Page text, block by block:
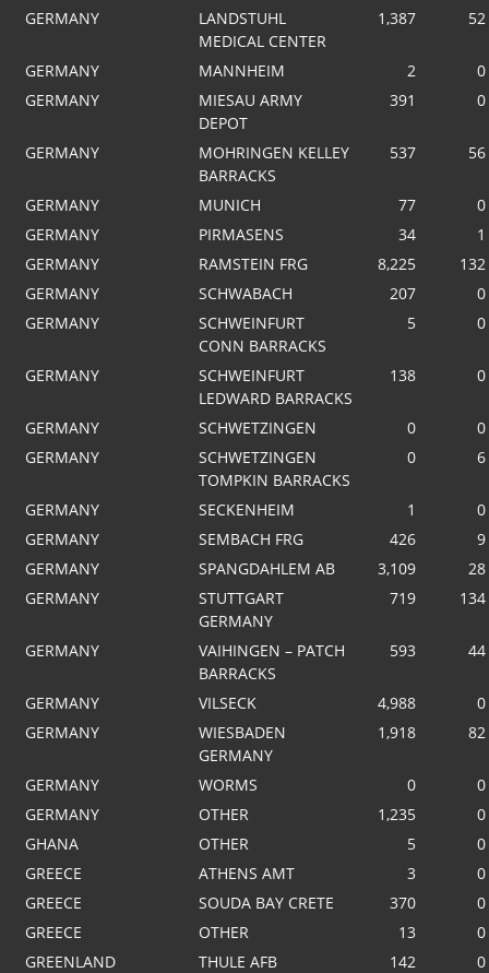
GERMANY
LANDSTUHL
MEDICAL CENTER
1,387 52
GERMANY MANNHEIM 2
0
GERMANY
MIESAU ARMY
DEPOT
391 0
GERMANY
MOHRINGEN KELLEY
BARRACKS
537 56
GERMANY MUNICH 77
0
GERMANY
PIRMASENS 34
1
GERMANY
RAMSTEIN FRG 8,225
132
GERMANY
SCHWABACH 207
0
GERMANY
SCHWEINFURT
CONN BARRACKS
5 0
GERMANY
SCHWEINFURT
LEDWARD BARRACKS
138 0
GERMANY SCHWETZINGEN 0
0
GERMANY
SCHWETZINGEN
TOMPKIN BARRACKS
0 6
GERMANY SECKENHEIM 1
0
GERMANY
SEMBACH FRG 426
9
GERMANY
SPANGDAHLEM AB 3,109
28
GERMANY
STUTTGART
GERMANY
719 134
GERMANY
VAIHINGEN – PATCH
BARRACKS
593 44
GERMANY VILSECK 4,988
0
GERMANY
WIESBADEN
GERMANY
1,918 82
GERMANY WORMS 0
0
GERMANY
OTHER 1,235
0
GHANA
OTHER 5
0
GREECE
ATHENS AMT 3
0
GREECE
SOUDA BAY CRETE 370
0
GREECE
OTHER 13
0
GREENLAND
THULE AFB 142 0